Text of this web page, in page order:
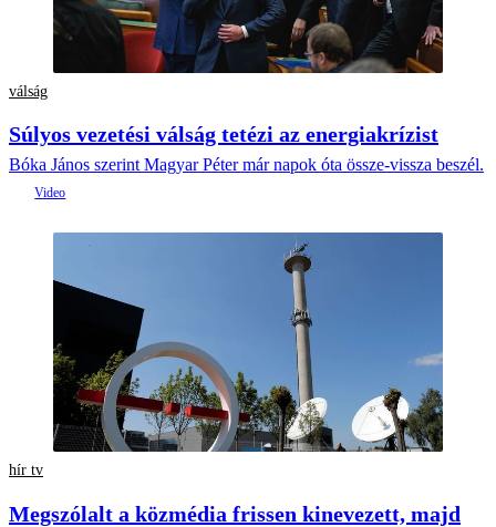
válság
Súlyos vezetési válság tetézi az energiakrízist
Bóka János szerint Magyar Péter már napok óta össze-vissza beszél.
hír tv
Megszólalt a közmédia frissen kinevezett, majd